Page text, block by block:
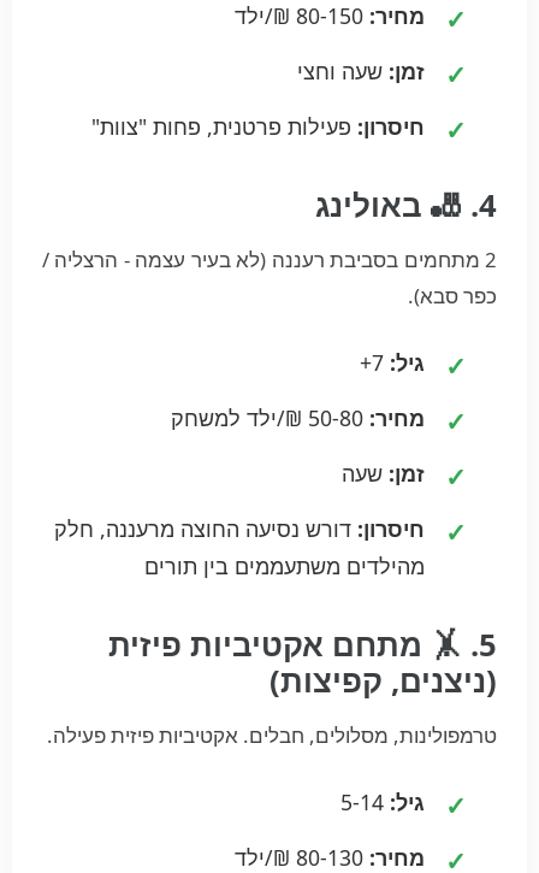
מחיר:
זמן: שעה וחצי
חיסרון: פעילות פרטנית, פחות "צוות"
4. 🎳 באולינג
2 מתחמים בסביבת רעננה (לא בעיר עצמה - הרצליה /
כפר סבא).
גיל:
מחיר:
זמן: שעה
חיסרון: דורש נסיעה החוצה מרעננה, חלק
מהילדים משתעממים בין תורים
5. 🤸 מתחם אקטיביות פיזית
(ניצנים, קפיצות)
טרמפולינות, מסלולים, חבלים. אקטיביות פיזית פעילה.
גיל:
מחיר: